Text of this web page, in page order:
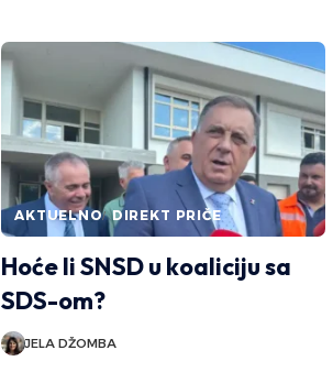
AKTUELNO DIREKT PRIČE
Hoće li SNSD u koaliciju sa
SDS-om?
JELA DŽOMBA